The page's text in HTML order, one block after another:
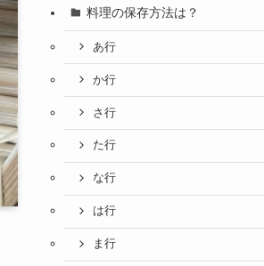
料理の保存方法は？
あ行
か行
さ行
た行
な行
は行
ま行